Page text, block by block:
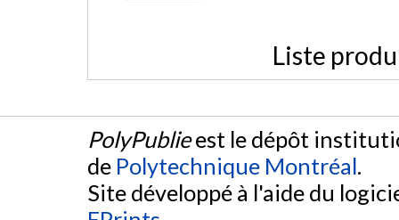
Liste
PolyPublieest le dépôt
de Polytechnique Montréal.
Site développé à l'aide du